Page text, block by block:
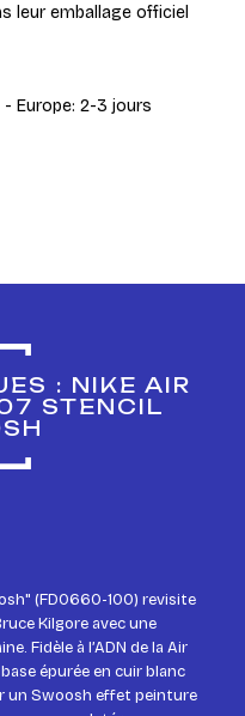
leur emballage officiel
- Europe: 2-3 jours
: NIKE AIR
STENCIL
(FD0660-100) revisite
Kilgore avec une
Fidèle à l’ADN de la Air
épurée en cuir blanc
un Swoosh effet peinture